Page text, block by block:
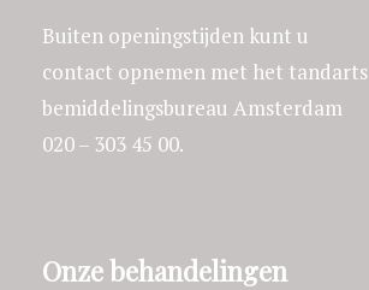
Buiten openingstijden kunt u
contact opnemen met het tandarts
bemiddelingsbureau Amsterdam
020 – 303 45 00.
Onze behandelingen